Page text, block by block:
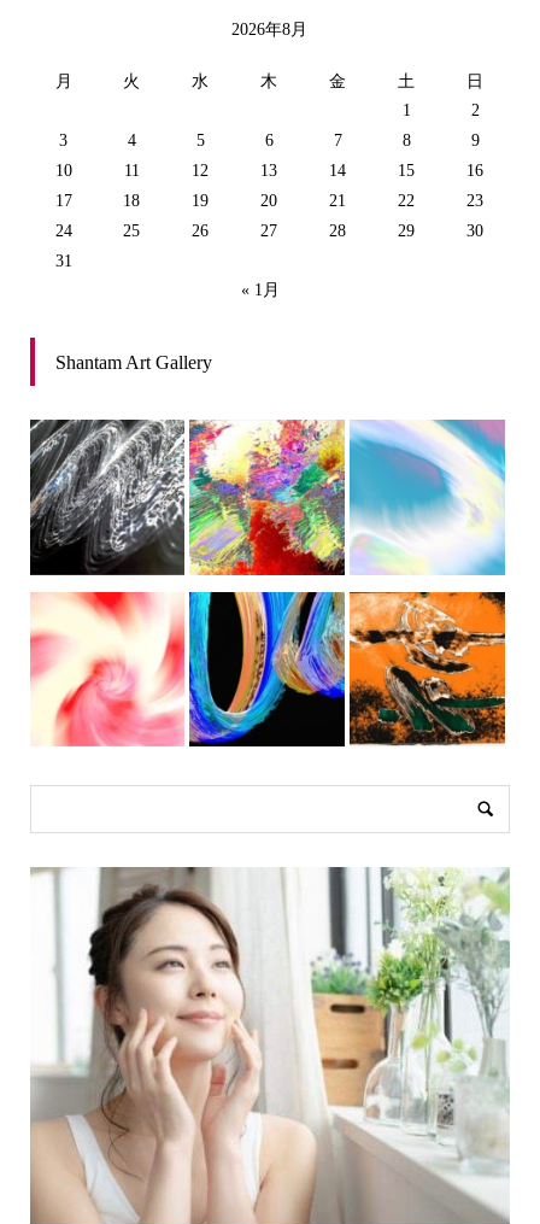
2026年8月
月 火 水 木 金 土
日
1
2
3
4 5 6 7 8
9
10
11 12 13 14 15
16
17
18 19 20 21 22
23
24
25 26 27 28 29
30
31
« 1月
Shantam Art Gallery